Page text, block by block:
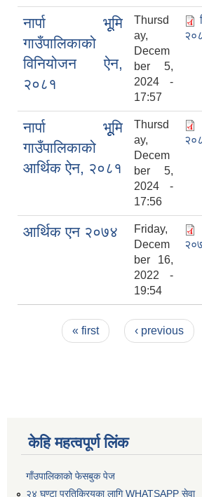
नार्पा भूूमि
गाउँपालिकाको
विनियोजन ऐन,
२०८१
Thursd
ay,
Decem
ber 5,
2024 -
17:57
नार्पा भूूूमि
गाउँपालिकाको
आर्थिक ऐन, २०८१
Thursd
ay,
Decem
ber 5,
2024 -
17:56
आर्थिक एन २०७४
Friday,
Decem
ber 16,
2022 -
19:54
Pages« first ‹ previous
केहि महत्वपूर्ण लिंक
गाँउपालिकाको फेसबुक पेज
२४ घण्टा प्रतिक्रियका लागि WHATSAPP सेवा